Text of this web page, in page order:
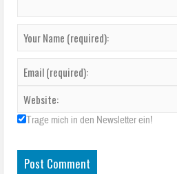
Trage mich in den Newsletter ein!